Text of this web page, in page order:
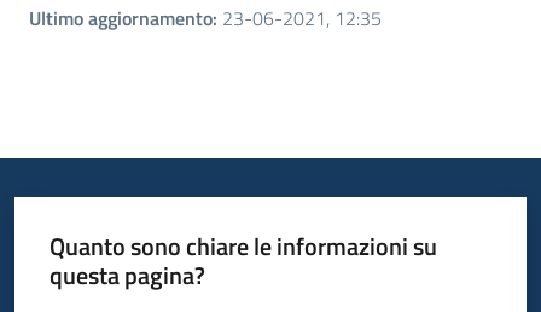
Ultimo aggiornamento: 23-06-2021, 12:35
Quanto sono chiare le informazioni su
questa pagina?